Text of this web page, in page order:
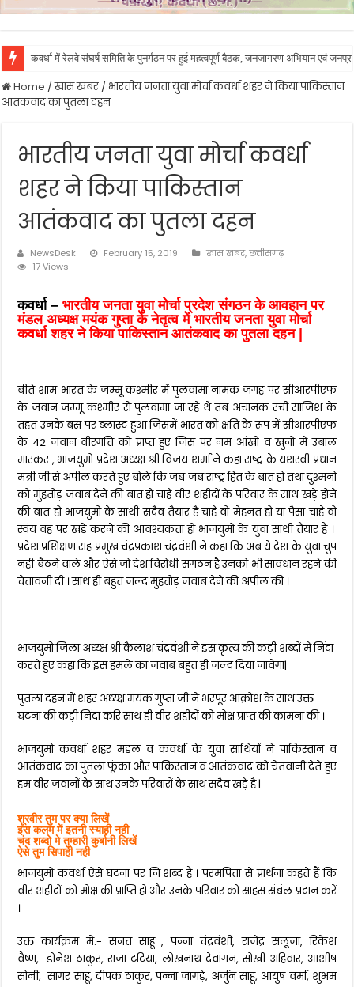
कवर्धा में रेलवे संघर्ष समिति के पुनर्गठन पर हुई महत्वपूर्ण बैठक, जनजागरण अभियान एवं
Home /खास खबर / भारतीय जनता युवा मोर्चा कवर्धा शहर ने किया पाकिस्तान
आतंकवाद का पुतला दहन
भारतीय जनता युवा मोर्चा कवर्धा
शहर ने किया पाकिस्तान
आतंकवाद का पुतला दहन
NewsDesk February 15, 2019 खास खबर,छत्तीसगढ़
17 Views
कवर्धा – भारतीय जनता युवा मोर्चा प्रदेश संगठन के आवहान पर
मंडल अध्यक्ष मयंक गुप्ता के नेतृत्व में भारतीय जनता युवा मोर्चा
कवर्धा शहर ने किया पाकिस्तान आतंकवाद का पुतला दहन |
बीते शाम भारत के जम्मू कश्मीर में पुलवामा नामक जगह पर सीआरपीएफ
के जवान जम्मू कश्मीर से पुलवामा जा रहे थे तब अचानक रची साजिश के
तहत उनके बस पर ब्लास्ट हुआ जिसमें भारत को क्षति के रूप में सीआरपीएफ
के 42 जवान वीरगति को प्राप्त हुए जिस पर नम आंखों व खुनो में उबाल
मारकर , भाजयुमो प्रदेश अध्य्क्ष श्री विजय शर्मा ने कहा राष्ट्र के यशस्वी प्रधान
मंत्री जी से अपील करते हुए बोले कि जब जब राष्ट्र हित के बात हो तथा दुश्मनो
को मुंहतोड़ जवाब देने की बात हो चाहे वीर शहीदों के परिवार के साथ खड़े होने
की बात हो भाजयुमो के साथी सदैव तैयार है चाहे वो मेहनत हो या पैसा चाहे वो
स्वंय वह पर खड़े करने की आवश्यकता हो भाजयुमो के युवा साथी तैयार है ।
प्रदेश प्रशिक्षण सह प्रमुख चंद्रप्रकाश चंद्रवंशी ने कहा कि अब ये देश के युवा चुप
नही बैठने वाले और ऐसे जो देश विरोधी संगठन है उनको भी सावधान रहने की
चेतावनी दी । साथ ही बहुत जल्द मुहतोड़ जवाब देने की अपील की ।
भाजयुमो जिला अध्य्क्ष श्री कैलाश चंद्रवंशी ने इस कृत्य की कड़ी शब्दों में निंदा
करते हुए कहा कि इस हमले का जवाब बहुत ही जल्द दिया जावेगा|
पुतला दहन में शहर अध्य्क्ष मयंक गुप्ता जी ने भरपूर आक्रोश के साथ उक्त
घटना की कड़ी निंदा करि साथ ही वीर शहीदों को मोक्ष प्राप्त की कामना की ।
भाजयुमो कवर्धा शहर मंडल व कवर्धा के युवा साथियों ने पाकिस्तान व
आतंकवाद का पुतला फूंका और पाकिस्तान व आतंकवाद को चेतवानी देते हुए
हम वीर जवानों के साथ उनके परिवारों के साथ सदैव खड़े है |
शूरवीर तुम पर क्या लिखें
इस कलम में इतनी स्याही नही
चंद शब्दो मे तुम्हारी कुर्बानी लिखें
ऐसे तुम सिपाही नही
भाजयुमो कवर्धा ऐसे घटना पर निःशब्द है । परमपिता से प्रार्थना कहते हैं कि
वीर शहीदों को मोक्ष की प्राप्ति हो और उनके परिवार को साहस संबंल प्रदान करें
।
उक्त कार्यक्रम में:- सनत साहू , पन्ना चंद्रवंशी, राजेंद्र सलूजा, रिंकेश
वैष्ण, डोनेश ठाकुर, राजा टटिया, लोखनाथ देवांगन, सोखी अहिवार, आशीष
सोनी, सागर साहू, दीपक ठाकुर, पन्ना जांगड़े, अर्जुन साहू, आयुष वर्मा, शुभम